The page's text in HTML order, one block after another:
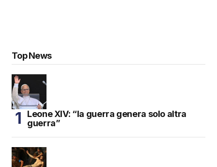
Top News
Leone XIV: “la guerra genera solo altra
guerra”